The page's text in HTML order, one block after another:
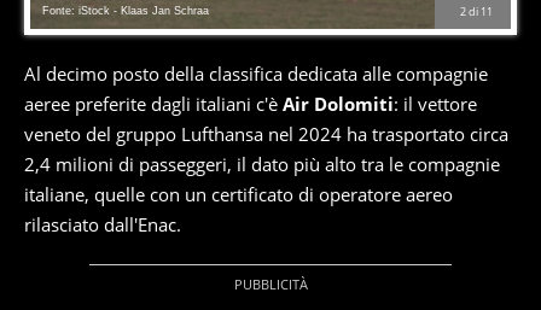
2di 11
Fonte: iStock - Klaas Jan Schraa
Al decimo posto della classifica dedicata alle compagnie
aeree preferite dagli italiani c'è Air Dolomiti: il vettore
veneto del gruppo Lufthansa nel 2024 ha trasportato circa
2,4 milioni di passeggeri, il dato più alto tra le compagnie
italiane, quelle con un certificato di operatore aereo
rilasciato dall'Enac.